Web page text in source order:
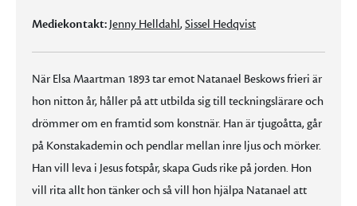
Mediekontakt:Jenny Helldahl, Sissel Hedqvist
När Elsa Maartman 1893 tar emot Natanael Beskows frieri är
hon nitton år, håller på att utbilda sig till teckningslärare och
drömmer om en framtid som konstnär. Han är tjugoåtta, går
på Konstakademin och pendlar mellan inre ljus och mörker.
Han vill leva i Jesus fotspår, skapa Guds rike på jorden. Hon
vill rita allt hon tänker och så vill hon hjälpa Natanael att